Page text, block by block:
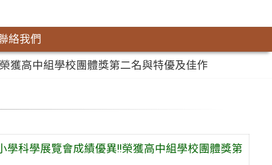
絡我們
獲高中組學校團體獎第二名與特優及佳作
科學展覽會成績優異!!榮獲高中組學校團體獎第